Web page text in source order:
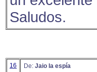
Saludos.
16 De: Jaio la espía